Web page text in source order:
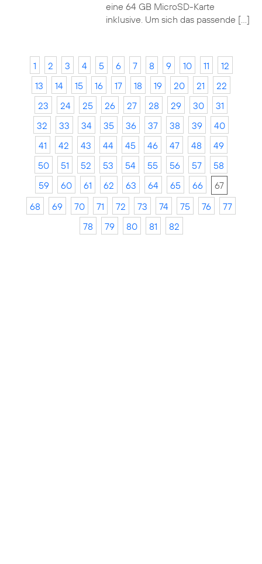
eine 64 GB MicroSD-Karte
inklusive. Um sich das passende […]
1 2 3 4 5 6 7 8 9 10 11
12
13
14 15 16 17 18 19 20 21
22
23
24 25 26 27 28 29 30
31
32
33 34 35 36 37 38 39
40
41
42 43 44 45 46 47 48
49
50
51 52 53 54 55 56 57
58
59
60 61 62 63 64 65 66
67
68
69 70 71 72 73 74 75 76
77
78
79 80 81 82